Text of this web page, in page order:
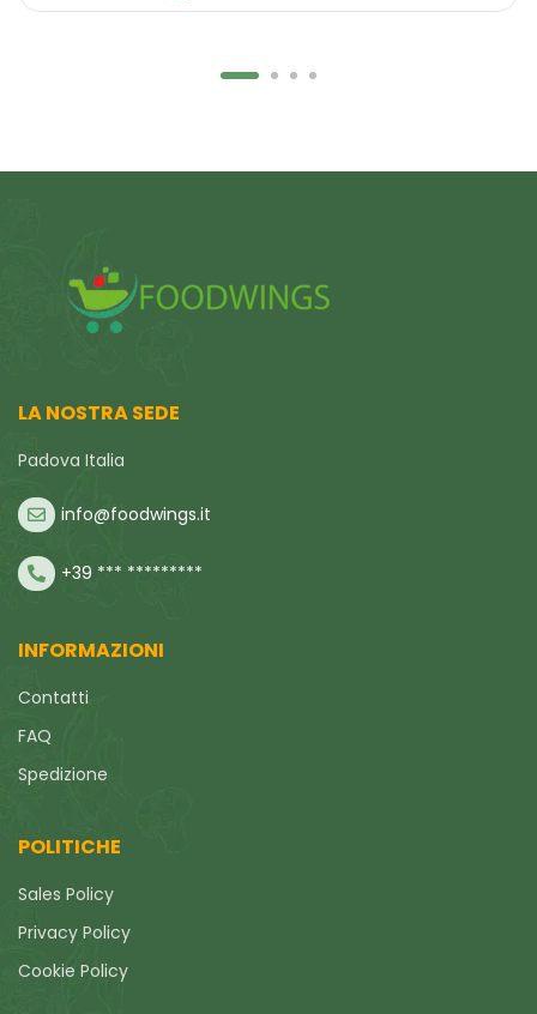
LA NOSTRA SEDE
Padova Italia
info@foodwings.it
+39 *** *********
INFORMAZIONI
Contatti
FAQ
Spedizione
POLITICHE
Sales Policy
Privacy Policy
Cookie Policy